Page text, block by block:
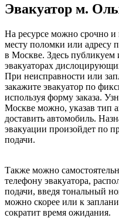
Эвакуатор м.
На ресурсе можно срочно
месту поломки или адресу
в Москве. Здесь
эвакуаторах
При неисправности или
закажите эвакуатор по
используя форму заказа.
Москве можно, указав тип
доставить автомобиль.
эвакуации произойдет по
подачи.
Также можно
телефону эвакуатора,
подачи, введя тональный
можно скорее или к
сократит время ожидания.